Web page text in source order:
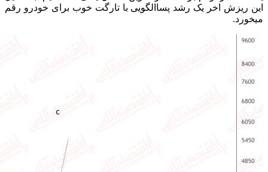
این ریزش اخر یک رشد پساالگویی با تارگت خوب برای خودرو رقم
میخورد.